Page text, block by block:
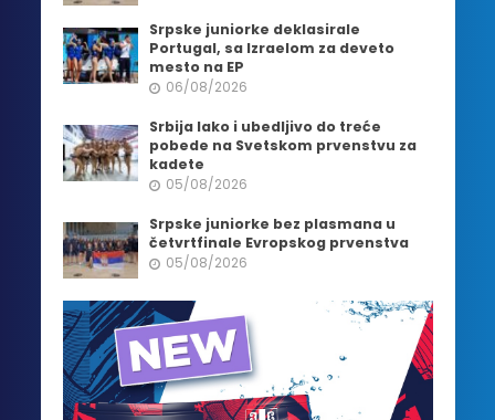
Srpske juniorke deklasirale
Portugal, sa Izraelom za deveto
mesto na EP
06/08/2026
Srbija lako i ubedljivo do treće
pobede na Svetskom prvenstvu za
kadete
05/08/2026
Srpske juniorke bez plasmana u
četvrtfinale Evropskog prvenstva
05/08/2026